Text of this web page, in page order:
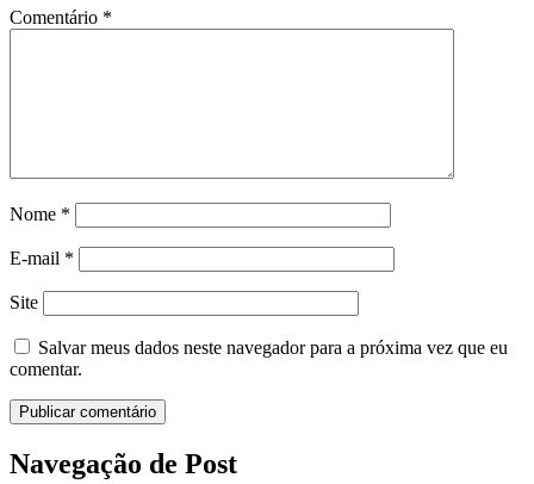
Comentário *
Nome *
E-mail *
Site
Salvar meus dados neste navegador para a próxima vez que eu
comentar.
Navegação de Post